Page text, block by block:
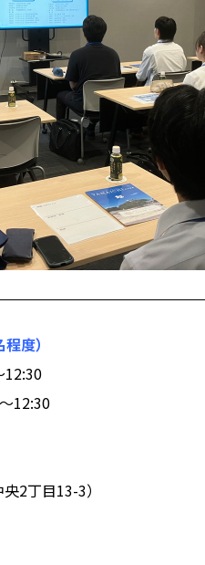
度）
12:30
12:30
2丁目13-3）